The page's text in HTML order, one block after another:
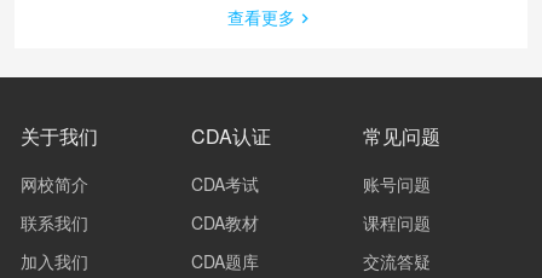
查看更多
关于我们
网校简介
联系我们
加入我们
CDA认证
CDA考试
CDA教材
CDA题库
常见问题
账号问题
课程问题
交流答疑